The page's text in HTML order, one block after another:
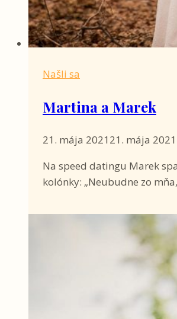
Našli sa
Martina a Marek
21. mája 2021 21. mája 2021
Na speed datingu Marek
kolónky: „Neubudne zo